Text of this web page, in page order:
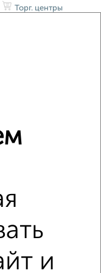
Торг. центры
и